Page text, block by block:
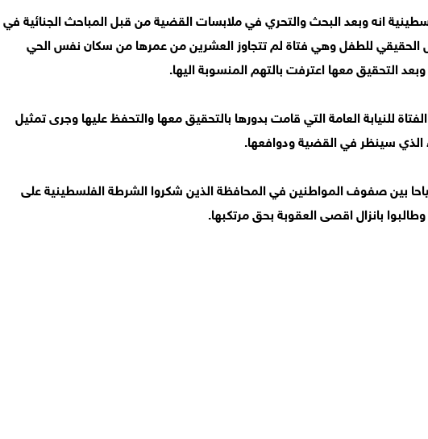
انه وبعد البحث والتحري في ملابسات القضية من قبل المباحث الجنائية في
الحقيقي للطفل وهي فتاة لم تتجاوز العشرين من عمرها من سكان نفس الحي
التحقيق معها اعترفت بالتهم المنسوبة اليها.
للنيابة العامة التي قامت بدورها بالتحقيق معها والتحفظ عليها وجرى تمثيل
الذي سينظر في القضية ودوافعها.
بين صفوف المواطنين في المحافظة الذين شكروا الشرطة الفلسطينية على
بانزال اقصى العقوبة بحق مرتكبها.